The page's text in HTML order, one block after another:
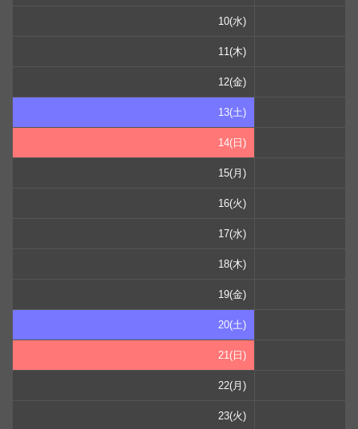
10(水)
11(木)
12(金)
13(土)
14(日)
15(月)
16(火)
17(水)
18(木)
19(金)
20(土)
21(日)
22(月)
23(火)